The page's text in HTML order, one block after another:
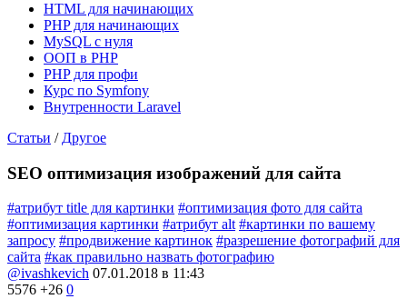
HTML для начинающих
PHP для начинающих
MySQL с нуля
ООП в PHP
PHP для профи
Курс по Symfony
Внутренности Laravel
Статьи / Другое
SEO оптимизация изображений для сайта
#атрибут title для картинки #оптимизация фото для сайта
#оптимизация картинки #атрибут alt #картинки по вашему
запросу #продвижение картинок #разрешение фотографий для
сайта #как правильно назвать фотографию
@ivashkevich 07.01.2018 в 11:43
5576 +26 0